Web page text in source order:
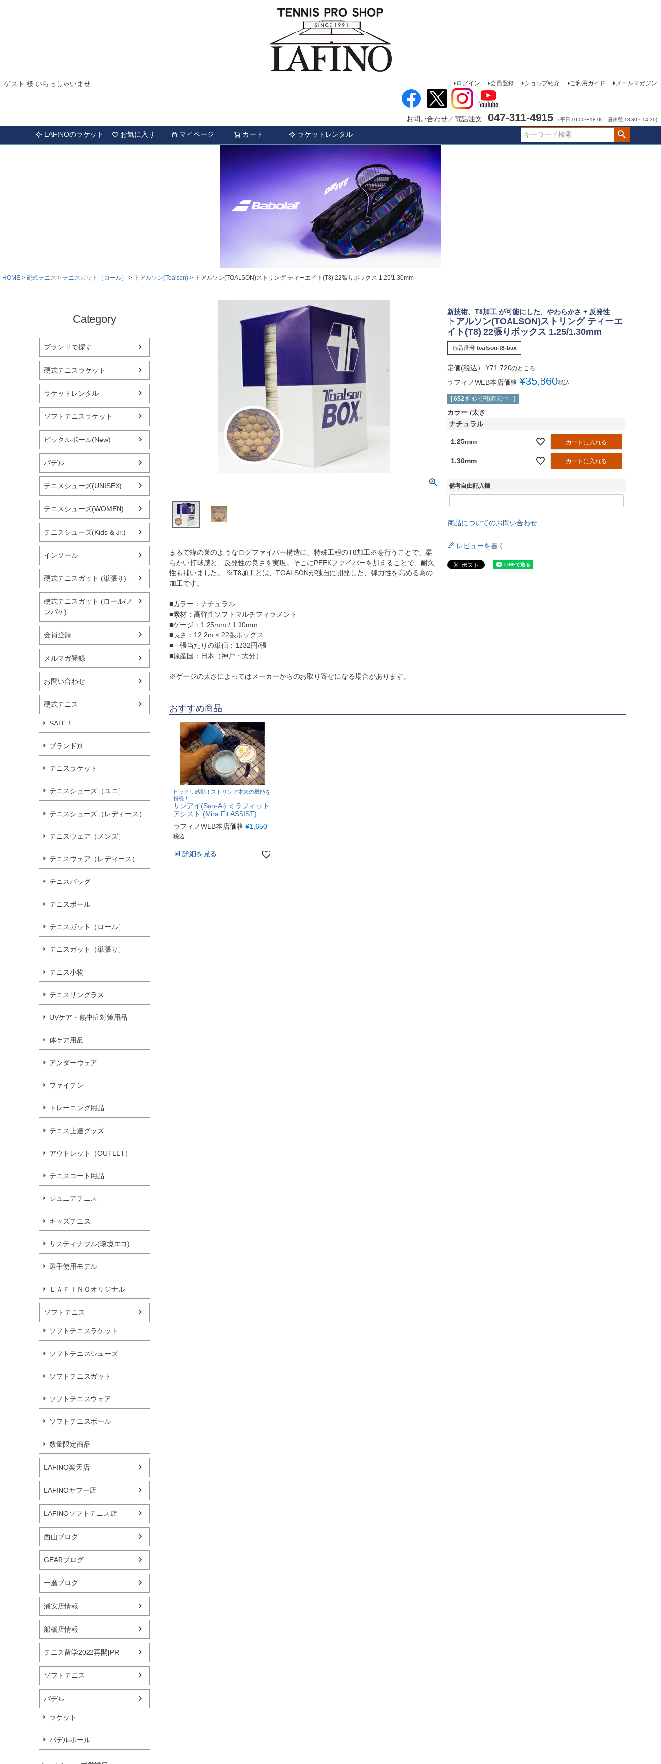
ゲスト 様 いらっしゃいませ ログイン 会員登録 ショップ紹介 ご利用ガイド メールマガジン
お問い合わせ／電話注文 047-311-4915 （平日 10:00〜18:00、昼休憩 13:30～14:30)
LAFINOのラケット お気に入り マイページ カート ラケットレンタル
HOME 硬式テニス テニスガット（ロール） トアルソン(Toalson) トアルソン(TOALSON)ストリング ティーエイト(T8) 22張りボックス 1.25/1.30mm
Category
ブランドで探す
硬式テニスラケット
ラケットレンタル
ソフトテニスラケット
ピックルボール(New)
パデル
テニスシューズ(UNISEX)
テニスシューズ(WOMEN)
テニスシューズ(Kids & Jr.)
インソール
硬式テニスガット (単張り)
硬式テニスガット (ロール/ノ
ンパケ)
会員登録
メルマガ登録
お問い合わせ
硬式テニス
SALE！
ブランド別
テニスラケット
テニスシューズ（ユニ）
テニスシューズ（レディース）
テニスウェア（メンズ）
テニスウェア（レディース）
テニスバッグ
テニスボール
テニスガット（ロール）
テニスガット（単張り）
テニス小物
テニスサングラス
UVケア・熱中症対策用品
体ケア用品
アンダーウェア
ファイテン
トレーニング用品
テニス上達グッズ
アウトレット（OUTLET）
テニスコート用品
ジュニアテニス
キッズテニス
サスティナブル(環境エコ)
選手使用モデル
ＬＡＦＩＮＯオリジナル
ソフトテニス
ソフトテニスラケット
ソフトテニスシューズ
ソフトテニスガット
ソフトテニスウェア
ソフトテニスボール
数量限定商品
LAFINO楽天店
LAFINOヤフー店
LAFINOソフトテニス店
西山ブログ
GEARブログ
一磨ブログ
浦安店情報
船橋店情報
テニス留学2022再開[PR]
ソフトテニス
パデル
ラケット
パデルボール
まるで蜂の巣のようなログファイバー構造に、特殊工程のT8加工※を行うことで、柔
らかい打球感と、反発性の良さを実現。そこにPEEKファイバーを加えることで、耐久
性も補いました。 ※T8加工とは、TOALSONが独自に開発した、弾力性を高める為の
加工です。
■カラー：ナチュラル
■素材：高弾性ソフトマルチフィラメント
■ゲージ：1.25mm / 1.30mm
■長さ：12.2m × 22張ボックス
■一張当たりの単価：1232円/張
■原産国：日本（神戸・大分）
※ゲージの太さによってはメーカーからのお取り寄せになる場合があります。
新技術、T8加工 が可能にした、やわらかさ + 反発性
トアルソン(TOALSON)ストリング ティーエ
イト(T8) 22張りボックス 1.25/1.30mm
商品番号 toalson-t8-box
定価(税込） ¥71,720のところ
ラフィノWEB本店価格 ¥35,860税込
[ 652 ﾎﾟｲﾝﾄ(円)還元中！]
カラー 太さ
ナチュラル
1.25mm カートに入れる
1.30mm カートに入れる
備考自由記入欄
商品についてのお問い合わせ
レビューを書く
おすすめ商品
ビックリ感動！ストリング本来の機能を
持続！
サンアイ(San-Ai) ミラフィット
アシスト (Mira.Fit ASSIST)
ラフィノWEB本店価格 ¥1,650
税込
詳細を見る